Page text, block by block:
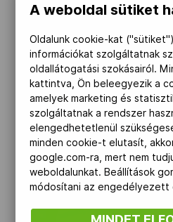
A weboldal sütiket
Oldalunk cookie-kat
információkat szolgáltatnak
oldallátogatási szokásairól.
kattintva, Ön beleegyezik a
amelyek marketing és
szolgáltatnak a rendszer
elengedhetetlenül
minden cookie-t elutasít,
google.com-ra, mert nem
weboldalunkat. Beállítások
módosítani az engedélyezett